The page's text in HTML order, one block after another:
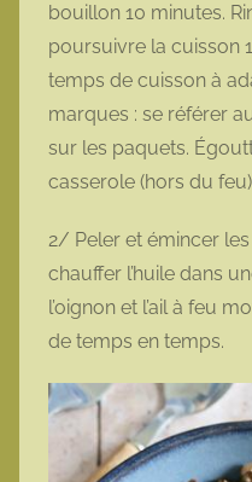
bouillon 10 minutes.
poursuivre la cuisson
temps de cuisson à
marques : se référer
sur les paquets.
casserole (hors du
2/ Peler et émincer les
chauffer l’huile dans
l’oignon et l’ail à feu
de temps en temps.